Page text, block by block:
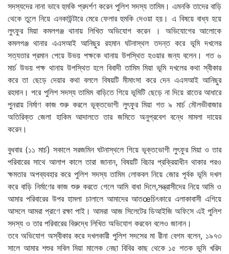
সদস্যদের নানা ভাবে হুমকি প্রদর্শণ করেন পুলিশ সদস্য তামিম। এমনকি তাদের বাড়ি
থেকে তুলে নিয়ে এনকাউন্টারে মেরে ফেলার হুমকি দেওয়া হয়। এ বিষয়ে বাধ্য হয়ে
লুৎফুর মিয়া কমলগঞ্জ থানায় লিখিত অভিযোগ করেন । অভিযোগের আলোকে
কমলগঞ্জ থানার এএসআই আনিছুর রহমান ঘটনাস্থল তদন্ত করে ভূমি দখলের
সত্যতার প্রমান পেয়ে উভয় পক্ষকে থানায় উপস্থিত হওয়ার জন্য বলেন। গত ৬
মার্চ উভয় পক্ষ থানায় উপস্থিত হলে বিবাদী তামিম মিয়া ভূমি দখলের কথা স্বীকার
করে তা ছেড়ে দেয়ার কথা বললে বিষয়টি মীমাংসা করে দেন এএসআই আনিছুর
রহমান। পরে পুলিশ সদস্য তামিম বাড়িতে গিয়ে ভূমিটি ছেড়ে না দিয়ে রাতের আধারে
পুনরায় নির্মাণ কাজ শুরু করলে ভূক্তভোগী লুৎফুর মিয়া গত ৯ মার্চ মৌলভীবাজার
অতিরিক্ত জেলা হাকিম আদালতে তার জমিতে অনুপ্রবেশ বন্ধে মামলা দায়ের
করেন।
বুধবার (১১ মার্চ) সকালে সরজমিন ঘটনাস্থলে গিয়ে ভূক্তভোগী লুৎফুর মিয়া ও তার
পরিবারের সাথে আলাপ কালে তারা জানান, বিষয়টি বিচার প্রক্রিয়াধীন থাকার পরও
ক্ষমতার অপব্যবহার করে পুলিশ সদস্য তামিম লোকবল নিয়ে জোর পূর্বক ভূমি দখল
করে বাড়ি নির্মাণের কাজ শুরু করতে গেলে আমি বাধা দিলে,সন্ত্রাসীদের নিয়ে আমি ও
আমার পরিবারের উপর হামলা চালালে আমাদের আতœচিৎকারে এলাকাবাসী এগিয়ে
আসলে আমরা প্রাণে রক্ষা পাই। আমরা আজ সিলেটের ডিআইজি অফিসে এই পুলিশ
সদস্য ও তার পরিবারের বিরুদ্ধে লিখিত অভিযোগ করবেন বলেও জানান।
তবে অভিযোগ অস্বীকার করে দখলকারী পুলিশ সদসের মা রীনা বেগম বলেন, ১৯৭৩
সালে আমার শশুর সবিল মিয়া মালেক নেছা বিবির কাছ থেকে ১৫ শতক ভূমি খরিদ